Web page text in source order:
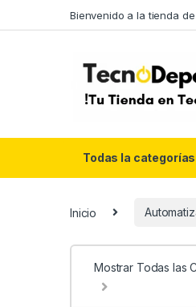
Bienvenido a la tienda
Todas la categorías
Inicio
Mostrar Todas las